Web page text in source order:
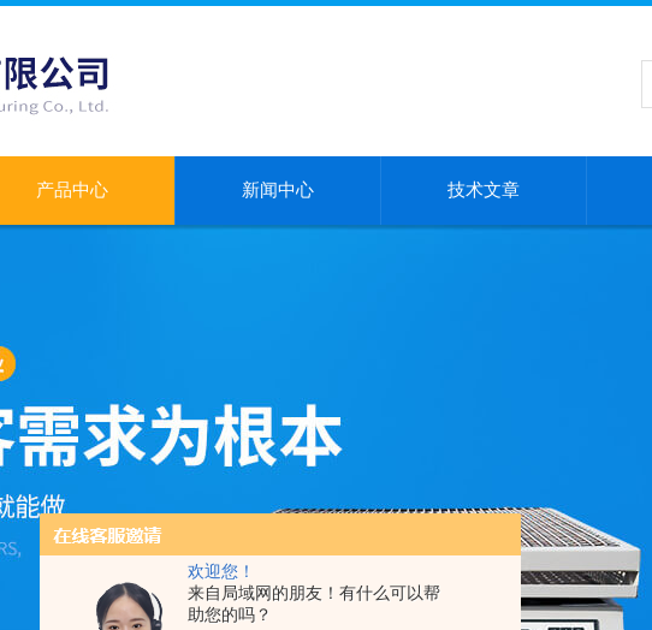
欢迎您！
来自局域网的朋友！有什么可以帮
助您的吗？
产品中心 新闻中心 技术文章